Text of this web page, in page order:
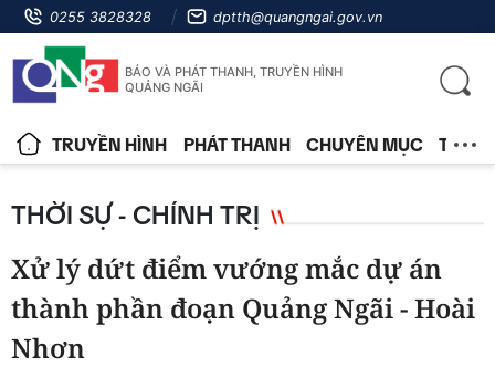
0255 3828328 dptth@quangngai.gov.vn
BÁO VÀ PHÁT THANH, TRUYỀN HÌNH
QUẢNG NGÃI
TRUYỀN HÌNH PHÁT THANH CHUYÊN MỤC TIN
THỜI SỰ - CHÍNH TRỊ
Xử lý dứt điểm vướng mắc dự án
thành phần đoạn Quảng Ngãi - Hoài
Nhơn